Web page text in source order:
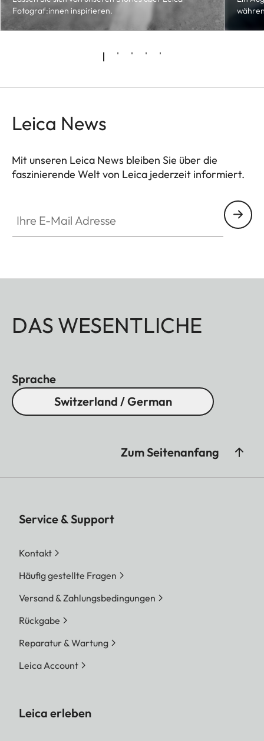
Fotograf:innen inspirieren.
Leica News
Mit unseren Leica News bleiben Sie über die
faszinierende Welt von Leica jederzeit informiert.
DAS WESENTLICHE
Sprache
Switzerland / German
Zum Seitenanfang
Service & Support
Kontakt
Häufig gestellte Fragen
Versand & Zahlungsbedingungen
Rückgabe
Reparatur & Wartung
Leica Account
Leica erleben